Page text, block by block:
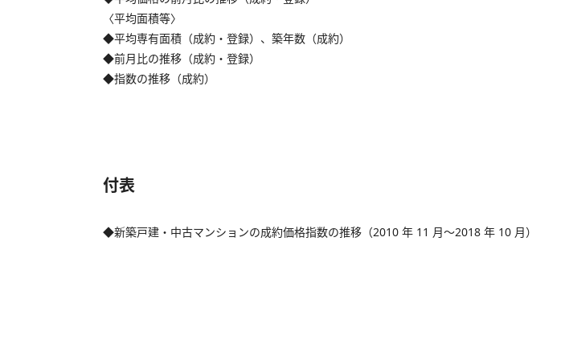
〈平均面積等〉
◆平均専有面積（成約・登録）、築年数（成約）
◆前月比の推移（成約・登録）
◆指数の推移（成約）
付表
◆新築戸建・中古マンションの成約価格指数の推移（2010 年 11 月～2018 年 10 月）